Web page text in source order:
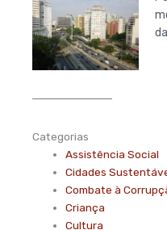
Categorias
Assistência Social
Cidades
Combate à
Criança
Cultura